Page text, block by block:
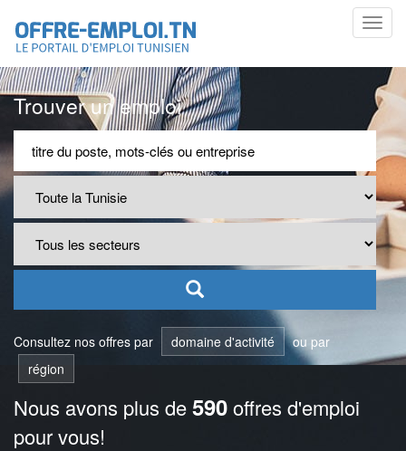
Trouver un emploi
Consultez nos offres par domaine d'activité
ou par
région
Nous avons plus de590offres d'emploi
pour vous!